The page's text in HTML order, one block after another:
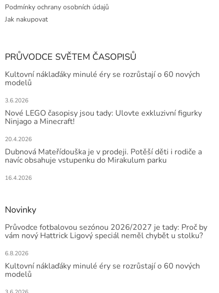
Podmínky ochrany osobních údajů
Jak nakupovat
PRŮVODCE SVĚTEM ČASOPISŮ
Kultovní náklaďáky minulé éry se rozrůstají o 60 nových
modelů
3.6.2026
Nové LEGO časopisy jsou tady: Ulovte exkluzivní figurky
Ninjago a Minecraft!
20.4.2026
Dubnová Mateřídouška je v prodeji. Potěší děti i rodiče a
navíc obsahuje vstupenku do Mirakulum parku
16.4.2026
Novinky
Průvodce fotbalovou sezónou 2026/2027 je tady: Proč by
vám nový Hattrick Ligový speciál neměl chybět u stolku?
6.8.2026
Kultovní náklaďáky minulé éry se rozrůstají o 60 nových
modelů